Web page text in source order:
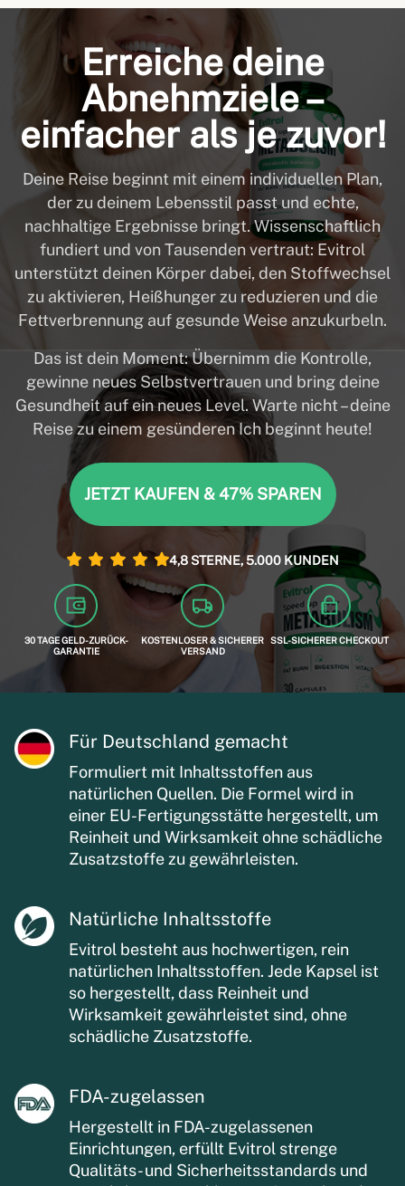
Erreiche deine
Abnehmziele –
einfacher als je zuvor!
Deine Reise beginnt mit einem individuellen Plan,
der zu deinem Lebensstil passt und echte,
nachhaltige Ergebnisse bringt. Wissenschaftlich
fundiert und von Tausenden vertraut: Evitrol
unterstützt deinen Körper dabei, den Stoffwechsel
zu aktivieren, Heißhunger zu reduzieren und die
Fettverbrennung auf gesunde Weise anzukurbeln.
Das ist dein Moment: Übernimm die Kontrolle,
gewinne neues Selbstvertrauen und bring deine
Gesundheit auf ein neues Level. Warte nicht – deine
Reise zu einem gesünderen Ich beginnt heute!
JETZT KAUFEN & 47% SPAREN
4,8 STERNE, 5.000 KUNDEN
30 TAGE GELD-ZURÜCK-
GARANTIE
KOSTENLOSER & SICHERER
VERSAND
SSL-SICHERER CHECKOUT
Für Deutschland gemacht
Formuliert mit Inhaltsstoffen aus
natürlichen Quellen. Die Formel wird in
einer EU-Fertigungsstätte hergestellt, um
Reinheit und Wirksamkeit ohne schädliche
Zusatzstoffe zu gewährleisten.
Natürliche Inhaltsstoffe
Evitrol besteht aus hochwertigen, rein
natürlichen Inhaltsstoffen. Jede Kapsel ist
so hergestellt, dass Reinheit und
Wirksamkeit gewährleistet sind, ohne
schädliche Zusatzstoffe.
FDA-zugelassen
Hergestellt in FDA-zugelassenen
Einrichtungen, erfüllt Evitrol strenge
Qualitäts- und Sicherheitsstandards und